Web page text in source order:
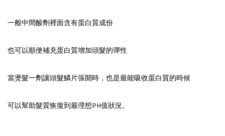
一般中間酸劑裡面含有蛋白質成份
也可以順便補充蛋白質增加頭髮的彈性
當燙髮一劑讓頭髮鱗片張開時，也是最能吸收蛋白質的時候
可以幫助髮質恢復到最理想PH值狀況。